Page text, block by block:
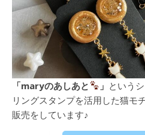
「maryのあしあと 」 という
リングスタンプを活用した猫モ
販売をしています♪